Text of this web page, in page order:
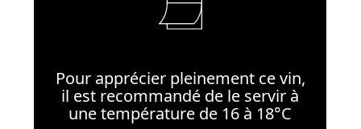
Pour apprécier pleinement ce vin,
il est recommandé de le servir à
une température de 16 à 18°C